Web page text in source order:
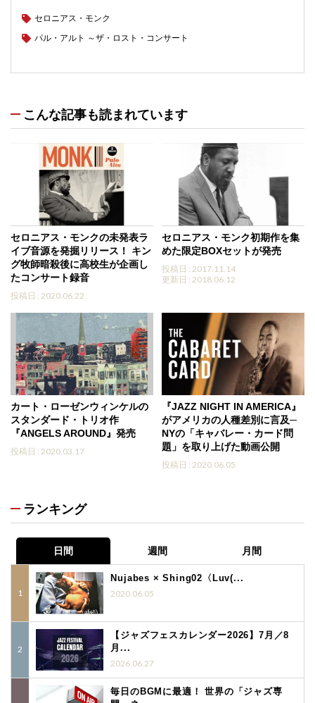
セロニアス・モンク
パル・アルト ～ザ・ロスト・コンサート
こんな記事も読まれています
セロニアス・モンクの未発表ラ
イブ音源を発掘リリース！ キン
グ牧師暗殺後に高校生が企画し
たコンサート録音
投稿日 : 2020.06.22
セロニアス・モンク初期作を集
めた限定BOXセットが発売
投稿日 : 2017.11.14
更新日 : 2018.06.12
カート・ローゼンウィンケルの
スタンダード・トリオ作
『ANGELS AROUND』発売
投稿日 : 2020.03.17
『JAZZ NIGHT IN AMERICA』
がアメリカの人種差別に言及─
NYの「キャバレー・カード問
題」を取り上げた動画公開
投稿日 : 2020.06.05
ランキング
日間 週間 月間
Nujabes × Shing02〈Luv(...
2020.06.05
【ジャズフェスカレンダー2026】7月／8
月...
2026.06.27
毎日のBGMに最適！ 世界の「ジャズ専